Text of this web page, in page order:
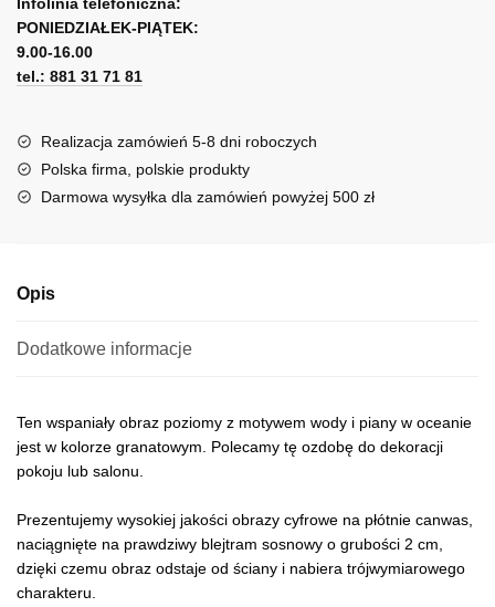
oceanem
t
e
r
a
t
i
PONIEDZIAŁEK-PIĄTEK:
9.00-16.00
tel.: 881 31 71 81
Realizacja zamówień 5-8 dni roboczych
Polska firma, polskie produkty
Darmowa wysyłka dla zamówień powyżej 500 zł
Opis
Dodatkowe informacje
Ten wspaniały obraz poziomy z motywem wody i piany w oceanie
jest w kolorze granatowym. Polecamy tę ozdobę do dekoracji
pokoju lub salonu.
Prezentujemy wysokiej jakości obrazy cyfrowe na płótnie canwas,
naciągnięte na prawdziwy blejtram sosnowy o grubości 2 cm,
dzięki czemu obraz odstaje od ściany i nabiera trójwymiarowego
charakteru.